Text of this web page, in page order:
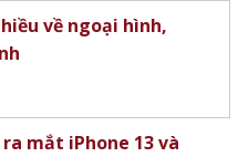
về ngoại hình,
mắt iPhone 13 và